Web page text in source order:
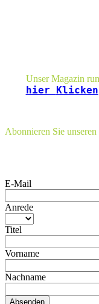
Unser Magazin
hier Klicken
Abonnieren Sie
E-Mail
Anrede
Titel
Vorname
Nachname
Absenden